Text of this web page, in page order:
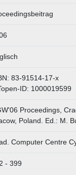
83-91514-17-x
ID: 1000019599
Proceedings,
Poland. Ed.: M.
Computer Centre
- 399